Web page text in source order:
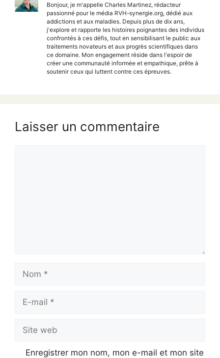
Bonjour, je m'appelle Charles Martinez, rédacteur
passionné pour le média RVH-synergie.org, dédié aux
addictions et aux maladies. Depuis plus de dix ans,
j'explore et rapporte les histoires poignantes des individus
confrontés à ces défis, tout en sensibilisant le public aux
traitements novateurs et aux progrès scientifiques dans
ce domaine. Mon engagement réside dans l'espoir de
créer une communauté informée et empathique, prête à
soutenir ceux qui luttent contre ces épreuves.
Laisser un commentaire
mail
web
Enregistrer mon nom, mon e-mail et mon site